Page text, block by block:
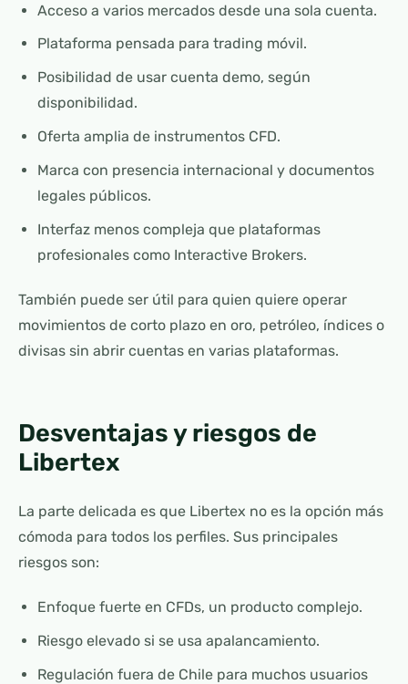
Acceso a varios mercados desde una sola cuenta.
Plataforma pensada para trading móvil.
Posibilidad de usar cuenta demo, según
disponibilidad.
Oferta amplia de instrumentos CFD.
Marca con presencia internacional y documentos
legales públicos.
Interfaz menos compleja que plataformas
profesionales como Interactive Brokers.
También puede ser útil para quien quiere operar
movimientos de corto plazo en oro, petróleo, índices o
divisas sin abrir cuentas en varias plataformas.
Desventajas y riesgos de
Libertex
La parte delicada es que Libertex no es la opción más
cómoda para todos los perfiles. Sus principales
riesgos son:
Enfoque fuerte en CFDs, un producto complejo.
Riesgo elevado si se usa apalancamiento.
Regulación fuera de Chile para muchos usuarios